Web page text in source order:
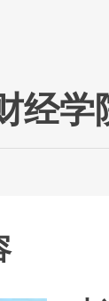
经学